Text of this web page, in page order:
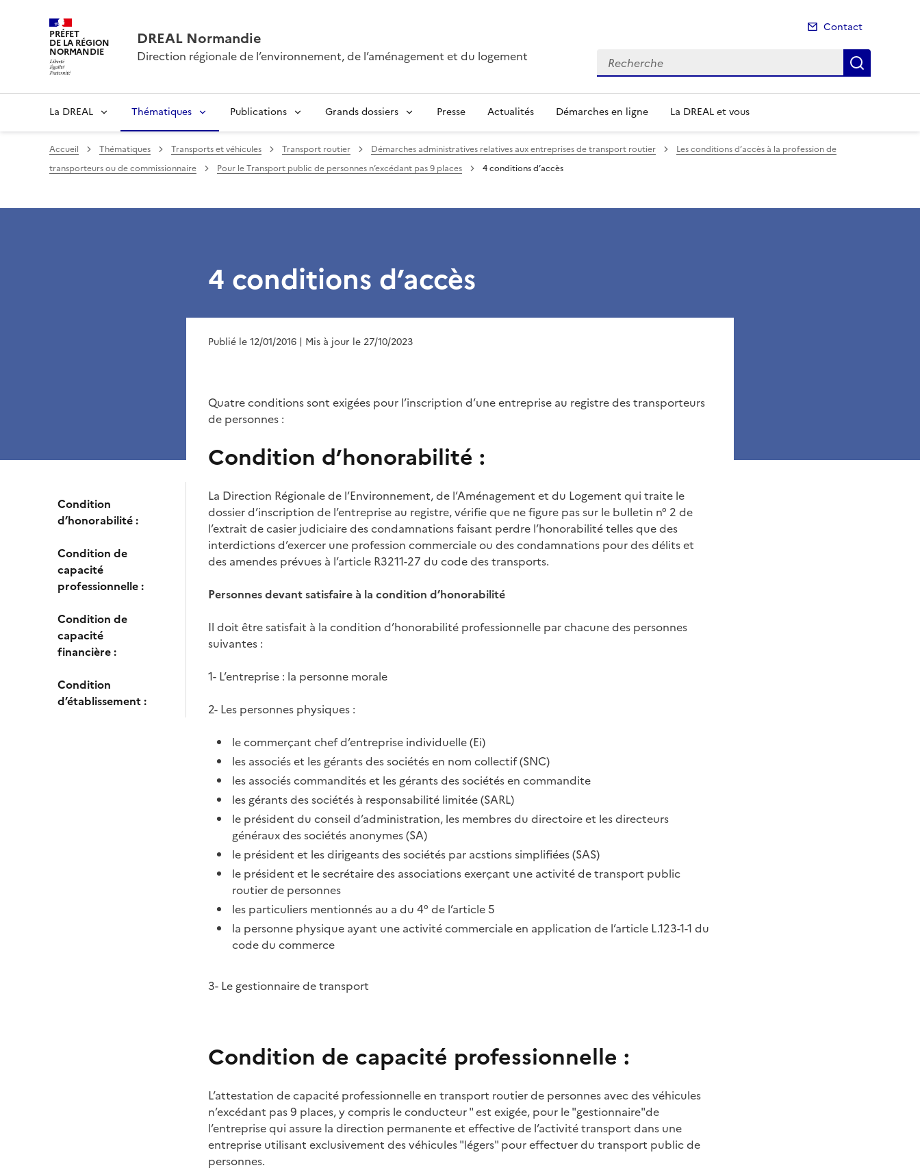
PRÉFET
DE LA RÉGION
NORMANDIE
DREAL Normandie
Direction régionale de l’environnement, de l’aménagement et du logement
Contact
Recherche
La DREAL Thématiques Publications Grands dossiers Presse Actualités Démarches en ligne La DREAL et vous
Accueil Thématiques Transports et véhicules Transport routier Démarches administratives relatives aux entreprises de transport routier
Les conditions d’accès à la profession de
transporteurs ou de commissionnaire
Pour le Transport public de personnes n’excédant pas 9 places 4 conditions d’accès
Condition
d’honorabilité :
Condition de
capacité
professionnelle :
Condition de
capacité
financière :
Condition
d’établissement :
4 conditions d’accès
Publié le 12/01/2016 | Mis à jour le 27/10/2023
Quatre conditions sont exigées pour l’inscription d’une entreprise au registre des transporteurs
de personnes :
Condition d’honorabilité :
La Direction Régionale de l’Environnement, de l’Aménagement et du Logement qui traite le
dossier d’inscription de l’entreprise au registre, vérifie que ne figure pas sur le bulletin n° 2 de
l’extrait de casier judiciaire des condamnations faisant perdre l’honorabilité telles que des
interdictions d’exercer une profession commerciale ou des condamnations pour des délits et
des amendes prévues à l’article R3211-27 du code des transports.
Personnes devant satisfaire à la condition d’honorabilité
Il doit être satisfait à la condition d’honorabilité professionnelle par chacune des personnes
suivantes :
1- L’entreprise : la personne morale
2- Les personnes physiques :
le commerçant chef d’entreprise individuelle (Ei)
les associés et les gérants des sociétés en nom collectif (SNC)
les associés commandités et les gérants des sociétés en commandite
les gérants des sociétés à responsabilité limitée (SARL)
le président du conseil d’administration, les membres du directoire et les directeurs
généraux des sociétés anonymes (SA)
le président et les dirigeants des sociétés par acstions simplifiées (SAS)
le président et le secrétaire des associations exerçant une activité de transport public
routier de personnes
les particuliers mentionnés au a du 4° de l’article 5
la personne physique ayant une activité commerciale en application de l’article L.123-1-1 du
code du commerce
3- Le gestionnaire de transport
Condition de capacité professionnelle :
L’attestation de capacité professionnelle en transport routier de personnes avec des véhicules
n’excédant pas 9 places, y compris le conducteur " est exigée, pour le "gestionnaire"de
l’entreprise qui assure la direction permanente et effective de l’activité transport dans une
entreprise utilisant exclusivement des véhicules "légers" pour effectuer du transport public de
personnes.